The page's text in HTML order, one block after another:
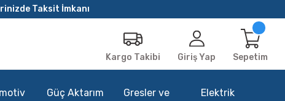
Taksit İmkanı
Kargo Takibi Giriş Yap Sepetim
Güç Aktarım
Gresler ve
Elektrik